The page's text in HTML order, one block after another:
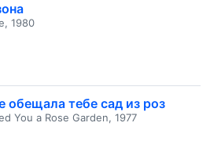
1980
обещала тебе сад из роз
You a Rose Garden, 1977